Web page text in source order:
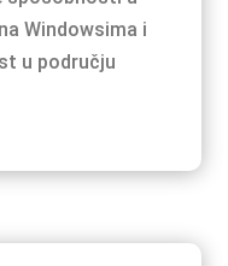
Windowsima i
u području